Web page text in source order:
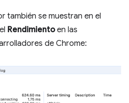
también se muestran en el
Rendimientoen las
de Chrome: